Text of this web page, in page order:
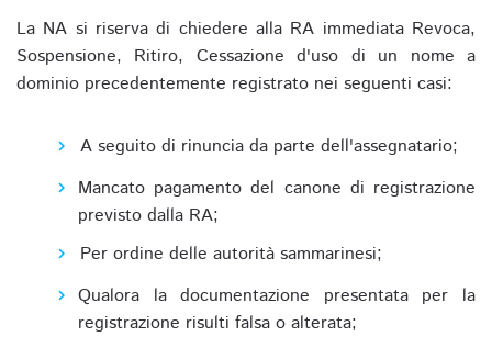
La NA si riserva di chiedere alla RA immediata Revoca,
Sospensione, Ritiro, Cessazione d'uso di un nome a
dominio precedentemente registrato nei seguenti casi:
A seguito di rinuncia da parte dell'assegnatario;
Mancato pagamento del canone di registrazione
previsto dalla RA;
Per ordine delle autorità sammarinesi;
Qualora la documentazione presentata per la
registrazione risulti falsa o alterata;